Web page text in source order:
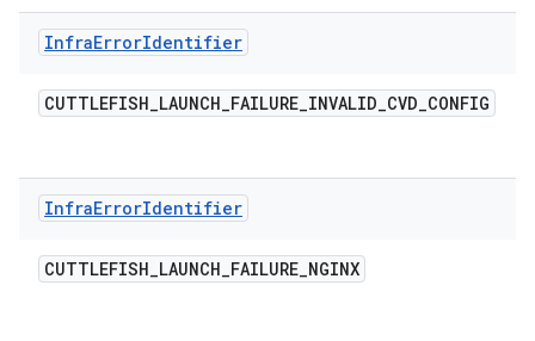
InfraErrorIdentifier
CUTTLEFISH_LAUNCH_FAILURE_INVALID_CVD_CONFIG
InfraErrorIdentifier
CUTTLEFISH_LAUNCH_FAILURE_NGINX